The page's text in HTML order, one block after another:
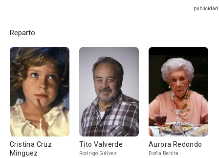
Reparto
Cristina Cruz
Mínguez
Tito Valverde
Rodrigo Gálvez
Aurora Redondo
Doña Benita